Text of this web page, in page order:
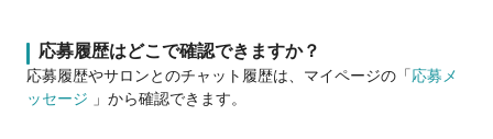
応募履歴はどこで確認できますか？
応募履歴やサロンとのチャット履歴は、マイページの「応募メ
ッセージ
」から確認できます。